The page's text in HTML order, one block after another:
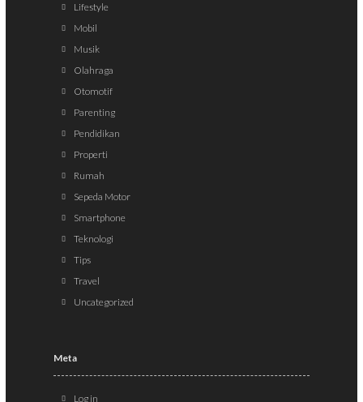
Lifestyle
Mobil
Musik
Olahraga
Otomotif
Parenting
Pendidikan
Properti
Rumah
Sepeda Motor
Smartphone
Teknologi
Tips
Travel
Uncategorized
Meta
Log in